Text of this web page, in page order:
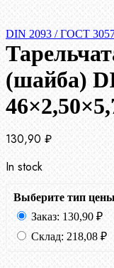
DIN 2093 / ГОСТ
(шайба)
130,90 ₽
In stock
Выберите тип цены
Заказ: 130,90 ₽
Склад: 218,08 ₽